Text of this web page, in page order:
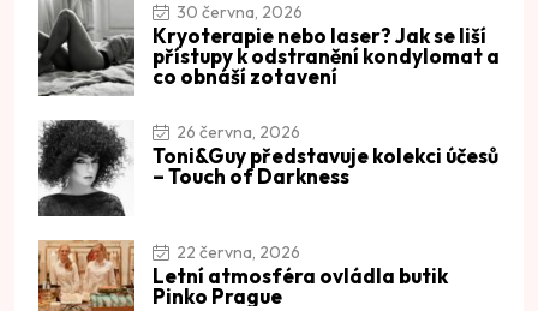
30 června, 2026
Kryoterapie nebo laser? Jak se liší
přístupy k odstranění kondylomat a
co obnáší zotavení
26 června, 2026
Toni&Guy představuje kolekci účesů
– Touch of Darkness
22 června, 2026
Letní atmosféra ovládla butik
Pinko Prague